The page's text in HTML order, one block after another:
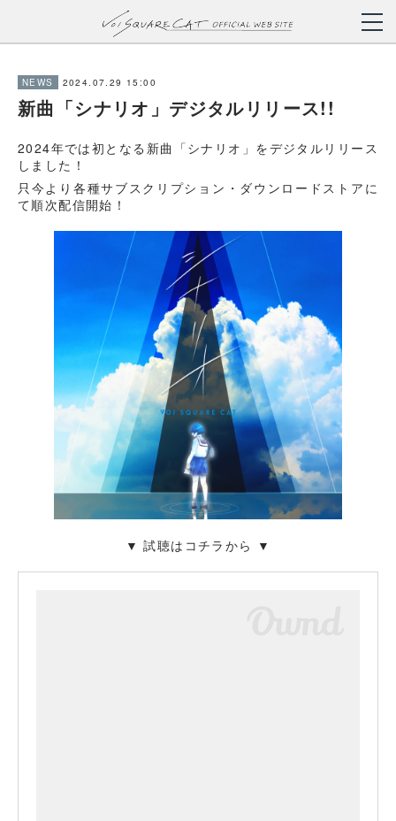
NEWS 2024.07.29 15:00
新曲「シナリオ」デジタルリリース!!
2024年では初となる新曲「シナリオ」をデジタルリリース
しました！
只今より各種サブスクリプション・ダウンロードストアに
て順次配信開始！
▼ 試聴はコチラから ▼